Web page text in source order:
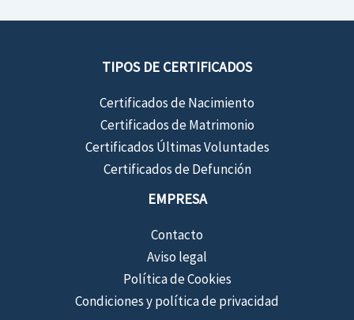
TIPOS DE CERTIFICADOS
Certificados de Nacimiento
Certificados de Matrimonio
Certificados Últimas Voluntades
Certificados de Defunción
EMPRESA
Contacto
Aviso legal
Política de Cookies
Condiciones y política de privacidad